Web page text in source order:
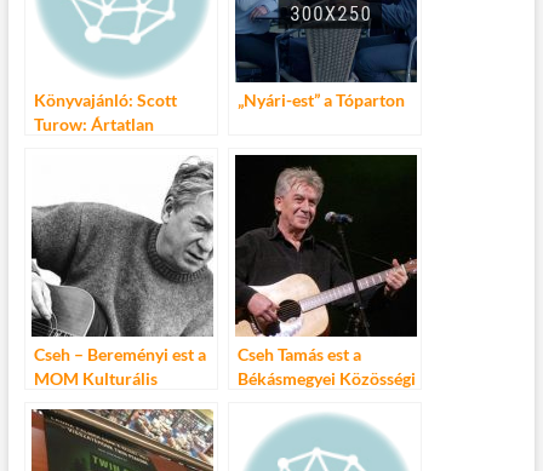
k
Könyvajánló: Scott
Turow: Ártatlan
„Nyári-est” a Tóparton
Cseh – Bereményi est a
MOM Kulturális
22-én
Cseh Tamás est a
Békásmegyei Közösségi